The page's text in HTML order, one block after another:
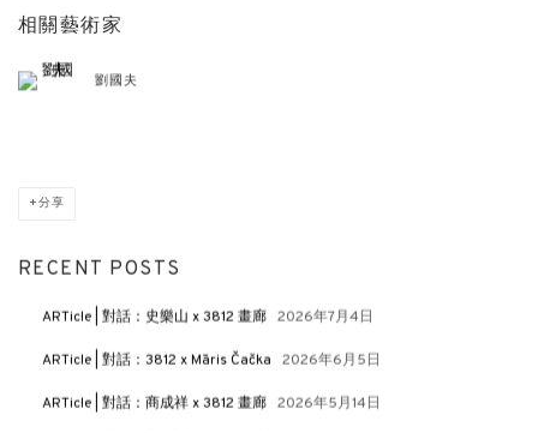
相關藝術家
劉國夫
分享
RECENT POSTS
ARTicle | 對話：史樂山 x 3812 畫廊 2026年7月4日
ARTicle | 對話：3812 x Māris Čačka 2026年6月5日
ARTicle | 對話：商成祥 x 3812 畫廊 2026年5月14日